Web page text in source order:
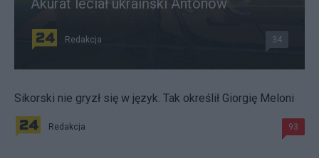
Redakcja 34
Sikorski nie gryzł się w język. Tak określił Giorgię Meloni
Redakcja 93